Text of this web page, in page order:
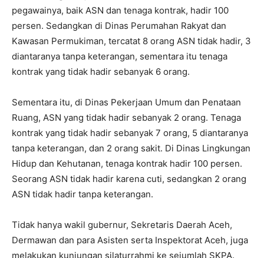
pegawainya, baik ASN dan tenaga kontrak, hadir 100
persen. Sedangkan di Dinas Perumahan Rakyat dan
Kawasan Permukiman, tercatat 8 orang ASN tidak hadir, 3
diantaranya tanpa keterangan, sementara itu tenaga
kontrak yang tidak hadir sebanyak 6 orang.
Sementara itu, di Dinas Pekerjaan Umum dan Penataan
Ruang, ASN yang tidak hadir sebanyak 2 orang. Tenaga
kontrak yang tidak hadir sebanyak 7 orang, 5 diantaranya
tanpa keterangan, dan 2 orang sakit. Di Dinas Lingkungan
Hidup dan Kehutanan, tenaga kontrak hadir 100 persen.
Seorang ASN tidak hadir karena cuti, sedangkan 2 orang
ASN tidak hadir tanpa keterangan.
Tidak hanya wakil gubernur, Sekretaris Daerah Aceh,
Dermawan dan para Asisten serta Inspektorat Aceh, juga
melakukan kunjungan silaturrahmi ke sejumlah SKPA.